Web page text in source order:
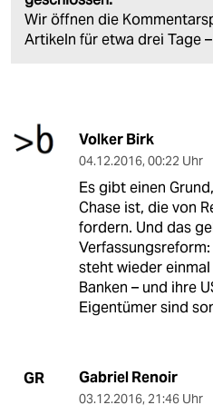
Wir öffnen die
Artikeln für etwa drei Tage –
Volker Birk
04.12.2016, 00:22 Uhr
Es gibt einen
Chase ist, die von
fordern. Und das
steht wieder
Banken – und ihre
Eigentümer sind
GR Gabriel Renoir
03.12.2016, 21:46 Uhr